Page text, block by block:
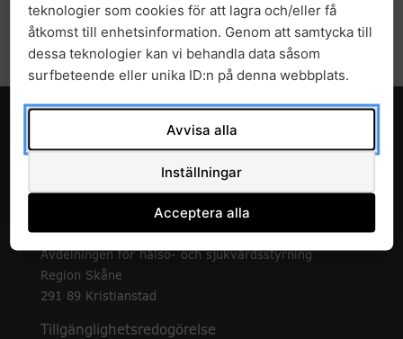
2018
c/o Enheten för forskning och utveckling
Avdelningen för hälso- och sjukvårdsstyrning
Region Skåne
291 89 Kristianstad
Tillgänglighetsredogörelse
teknologier som cookies för att lagra och/eller få
åtkomst till enhetsinformation. Genom att samtycka till
dessa teknologier kan vi behandla data såsom
surfbeteende eller unika ID:n på denna webbplats.
Avvisa alla
Inställningar
Acceptera alla